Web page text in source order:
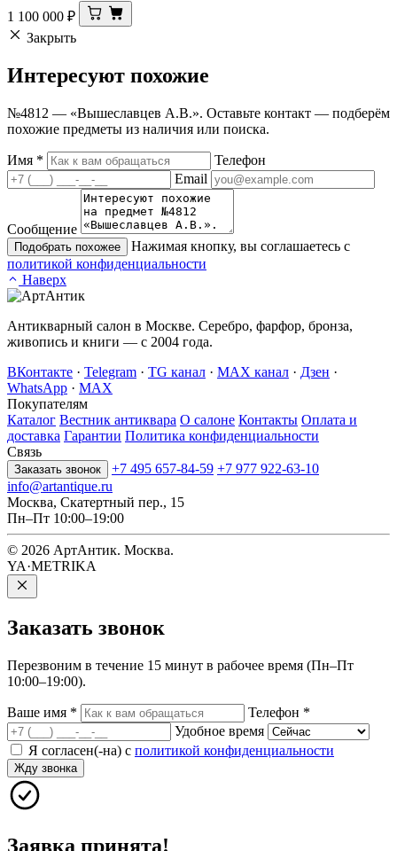
1 100 000 ₽
Закрыть
Интересуют похожие
№4812 — «Вышеславцев А.В.». Оставьте контакт — подберём
похожие предметы из наличия или поиска.
Имя *
Телефон
Email
Сообщение
Подобрать похожее
Нажимая кнопку, вы соглашаетесь с
политикой конфиденциальности
Наверх
Антикварный салон в Москве. Серебро, фарфор, бронза,
живопись и книги — с 2004 года.
ВКонтакте · Telegram · TG канал · MAX канал · Дзен ·
WhatsApp · MAX
Покупателям
Каталог Вестник антиквара О салоне Контакты Оплата и
доставка Гарантии Политика конфиденциальности
Связь
Заказать звонок +7 495 657-84-59 +7 977 922-63-10
info@artantique.ru
Москва, Скатертный пер., 15
Пн–Пт 10:00–19:00
© 2026 АртАнтик. Москва.
YA·METRIKA
Заказать звонок
Перезвоним в течение 15 минут в рабочее время (Пн–Пт
10:00–19:00).
Ваше имя * Телефон *
Удобное время
Я согласен(-на) с политикой конфиденциальности
Жду звонка
Заявка принята!